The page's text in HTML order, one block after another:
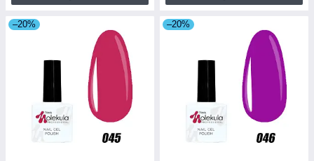
–20% –20%